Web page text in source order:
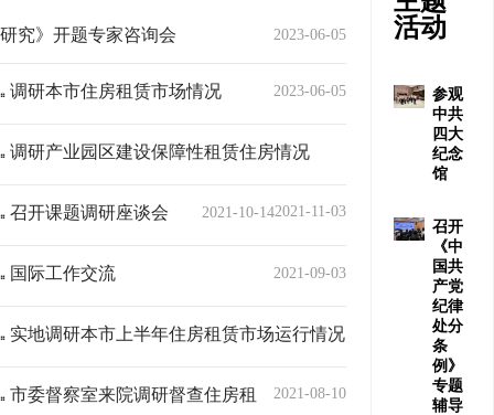
研究》开题专家咨询会 2023-06-05
调研本市住房租赁市场情况 2023-06-05
调研产业园区建设保障性租赁住房情况
2021-11-03
召开课题调研座谈会 2021-10-14
国际工作交流 2021-09-03
实地调研本市上半年住房租赁市场运行情况
2021-08-10
市委督察室来院调研督查住房租
活动
参观
中共
四大
纪念
馆
召开
《中
国共
产党
纪律
处分
条
例》
专题
辅导